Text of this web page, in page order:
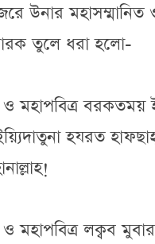
উনার মহাসম্মানিত
তুলে ধরা হলো-
ও মহাপবিত্র বরকতময়
হযরত
ও মহাপবিত্র লক্বব